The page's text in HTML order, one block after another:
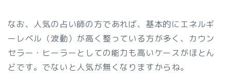
なお、人気の占い師の方であれば、基本的にエネルギ
ーレベル（波動）が高く整っている方が多く、カウン
セラー・ヒーラーとしての能力も高いケースがほとん
どです。でないと人気が無くなりますからね。